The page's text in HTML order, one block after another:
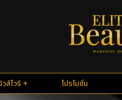
วส์ไวร์ โปรโมชั่น